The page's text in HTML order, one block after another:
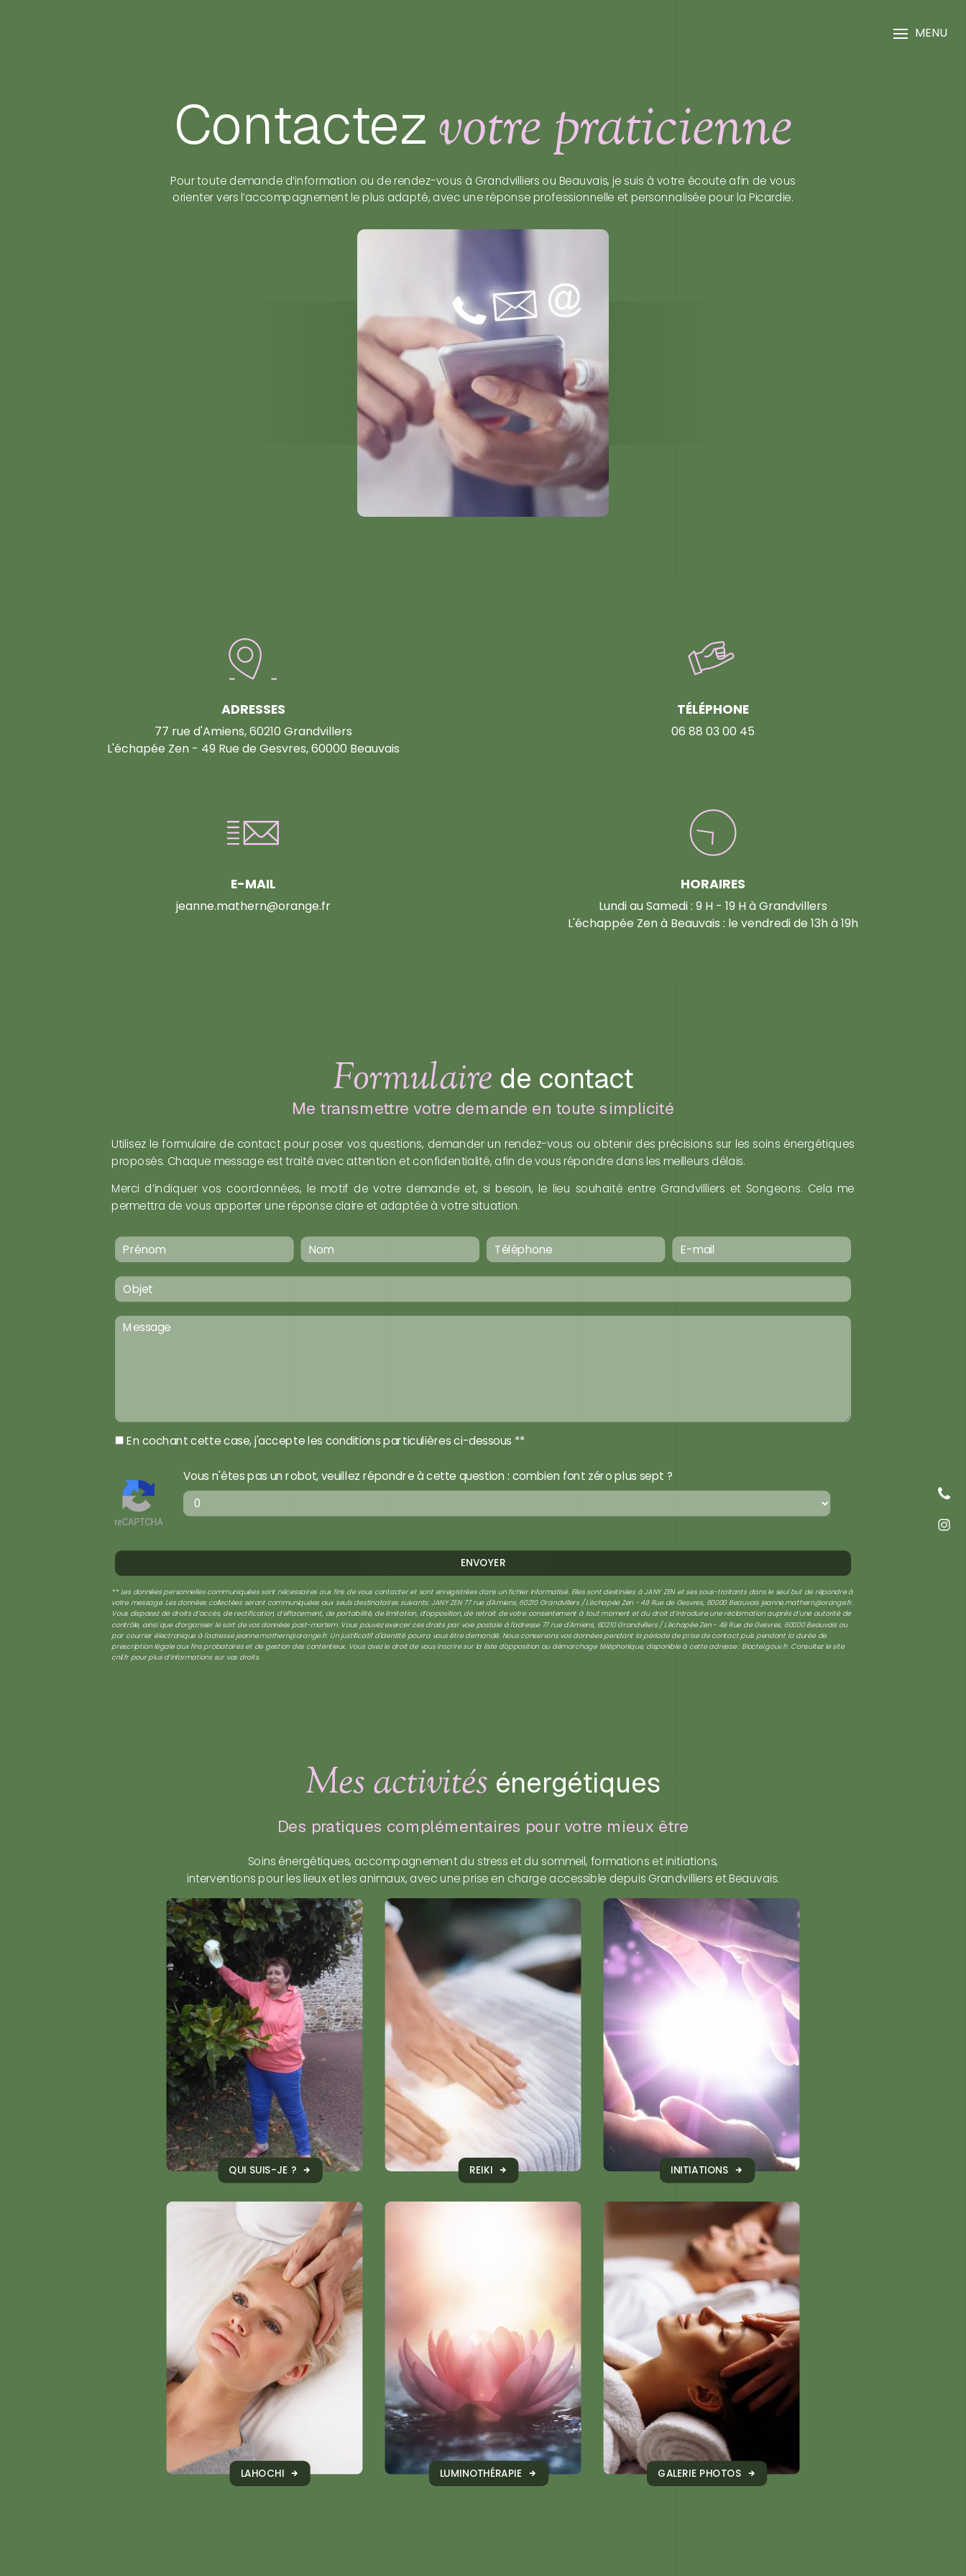
MENU
Contactezvotre praticienne
Pour toute demande d’information ou de rendez-vous à Grandvilliers ou Beauvais, je suis à votre écoute afin de vous
orienter vers l’accompagnement le plus adapté, avec une réponse professionnelle et personnalisée pour la Picardie.
ADRESSES
77 rue d'Amiens, 60210 Grandvillers
L'échapée Zen - 49 Rue de Gesvres, 60000 Beauvais
TÉLÉPHONE
06 88 03 00 45
E-MAIL
jeanne.mathern@orange.fr
HORAIRES
Lundi au Samedi : 9 H - 19 H à Grandvillers
L'échappée Zen à Beauvais : le vendredi de 13h à 19h
Formulaire de contact
Me transmettre votre demande en toute simplicité
Utilisez le formulaire de contact pour poser vos questions, demander un rendez-vous ou obtenir des précisions sur les soins énergétiques
proposés. Chaque message est traité avec attention et confidentialité, afin de vous répondre dans les meilleurs délais.
Merci d’indiquer vos coordonnées, le motif de votre demande et, si besoin, le lieu souhaité entre Grandvilliers et Songeons. Cela me
permettra de vous apporter une réponse claire et adaptée à votre situation.
En cochant cette case, j'accepte les conditions particulières ci-dessous **
Vous n'êtes pas un robot, veuillez répondre à cette question : combien font zéro plus sept ?
ENVOYER
** Les données personnelles communiquées sont nécessaires aux fins de vous contacter et sont enregistrées dans un fichier informatisé. Elles sont destinées à JANY ZEN et ses sous-traitants dans le seul but de répondre à
votre message. Les données collectées seront communiquées aux seuls destinataires suivants: JANY ZEN 77 rue d'Amiens, 60210 Grandvillers / L'échapée Zen - 49 Rue de Gesvres, 60000 Beauvais jeanne.mathern@orange.fr.
Vous disposez de droits d’accès, de rectification, d’effacement, de portabilité, de limitation, d’opposition, de retrait de votre consentement à tout moment et du droit d’introduire une réclamation auprès d’une autorité de
contrôle, ainsi que d’organiser le sort de vos données post-mortem. Vous pouvez exercer ces droits par voie postale à l'adresse 77 rue d'Amiens, 60210 Grandvillers / L'échapée Zen - 49 Rue de Gesvres, 60000 Beauvais ou
par courrier électronique à l'adresse jeanne.mathern@orange.fr. Un justificatif d'identité pourra vous être demandé. Nous conservons vos données pendant la période de prise de contact puis pendant la durée de
prescription légale aux fins probatoires et de gestion des contentieux. Vous avez le droit de vous inscrire sur la liste d'opposition au démarchage téléphonique, disponible à cette adresse : Bloctel.gouv.fr. Consultez le site
cnil.fr pour plus d’informations sur vos droits.
Mes activités énergétiques
Des pratiques complémentaires pour votre mieux être
Soins énergétiques, accompagnement du stress et du sommeil, formations et initiations,
interventions pour les lieux et les animaux, avec une prise en charge accessible depuis Grandvilliers et Beauvais.
QUI SUIS-JE ? REIKI INITIATIONS
LAHOCHI LUMINOTHÉRAPIE GALERIE PHOTOS